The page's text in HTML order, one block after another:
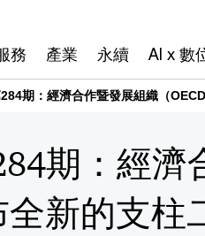
務 產業 永續 AI x 數
期：經濟合作暨發展組織（
期：經濟
新的支柱